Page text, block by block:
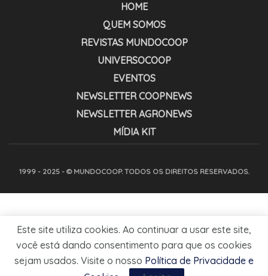
HOME
QUEM SOMOS
REVISTAS MUNDOCOOP
UNIVERSOCOOP
EVENTOS
NEWSLETTER COOPNEWS
NEWSLETTER AGRONEWS
MÍDIA KIT
1999 - 2025 - © MUNDOCOOP. TODOS OS DIREITOS RESERVADOS.
Este site utiliza cookies. Ao continuar a usar este site,
você está dando consentimento para que os cookies
sejam usados. Visite o nosso Política de Privacidade e